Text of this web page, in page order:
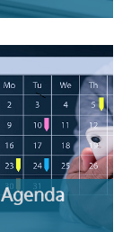
Agenda